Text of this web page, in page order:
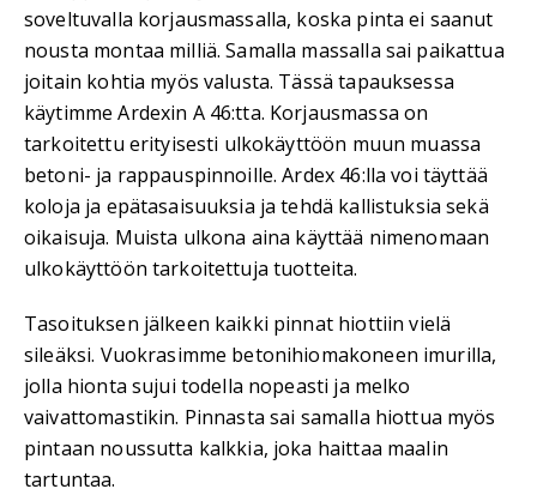
soveltuvalla korjausmassalla, koska pinta ei saanut
nousta montaa milliä. Samalla massalla sai paikattua
joitain kohtia myös valusta. Tässä tapauksessa
käytimme Ardexin A 46:tta. Korjausmassa on
tarkoitettu erityisesti ulkokäyttöön muun muassa
betoni- ja rappauspinnoille. Ardex 46:lla voi täyttää
koloja ja epätasaisuuksia ja tehdä kallistuksia sekä
oikaisuja. Muista ulkona aina käyttää nimenomaan
ulkokäyttöön tarkoitettuja tuotteita.
Tasoituksen jälkeen kaikki pinnat hiottiin vielä
sileäksi. Vuokrasimme betonihiomakoneen imurilla,
jolla hionta sujui todella nopeasti ja melko
vaivattomastikin. Pinnasta sai samalla hiottua myös
pintaan noussutta kalkkia, joka haittaa maalin
tartuntaa.